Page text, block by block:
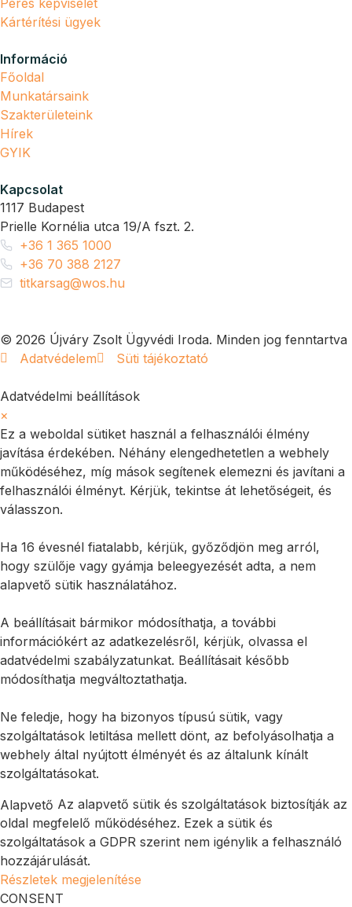
Peres képviselet
Kártérítési ügyek
Információ
Főoldal
Munkatársaink
Szakterületeink
Hírek
GYIK
Kapcsolat
1117 Budapest
Prielle Kornélia utca 19/A fszt. 2.
+36 1 365 1000
+36 70 388 2127
titkarsag@wos.hu
© 2026 Újváry Zsolt Ügyvédi Iroda. Minden jog fenntartva
Adatvédelem
Süti tájékoztató
Adatvédelmi beállítások
×
Ez a weboldal sütiket használ a felhasználói élmény
javítása érdekében. Néhány elengedhetetlen a webhely
működéséhez, míg mások segítenek elemezni és javítani a
felhasználói élményt. Kérjük, tekintse át lehetőségeit, és
válasszon.
Ha 16 évesnél fiatalabb, kérjük, győződjön meg arról,
hogy szülője vagy gyámja beleegyezését adta, a nem
alapvető sütik használatához.
A beállításait bármikor módosíthatja, a további
információkért az adatkezelésről, kérjük, olvassa el
adatvédelmi szabályzatunkat. Beállításait később
módosíthatja megváltoztathatja.
Ne feledje, hogy ha bizonyos típusú sütik, vagy
szolgáltatások letiltása mellett dönt, az befolyásolhatja a
webhely által nyújtott élményét és az általunk kínált
szolgáltatásokat.
Alapvető Az alapvető sütik és szolgáltatások biztosítják az
oldal megfelelő működéséhez. Ezek a sütik és
szolgáltatások a GDPR szerint nem igénylik a felhasználó
hozzájárulását.
Részletek megjelenítése
CONSENT